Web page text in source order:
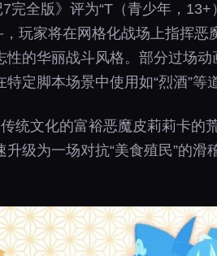
全版》评为“T（青少年，
玩家将在网格化战场上指挥
的华丽战斗风格。部分过场
定脚本场景中使用如“烈酒”等
统文化的富裕恶魔皮莉莉卡的
级为一场对抗“美食殖民”的